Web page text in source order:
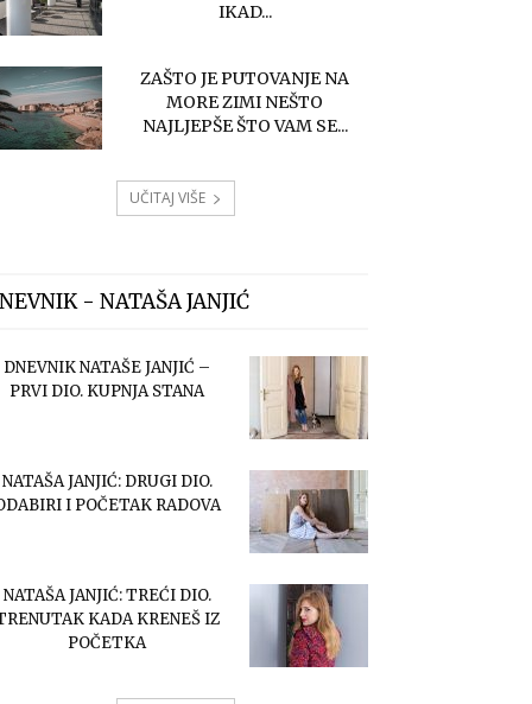
IKAD...
ZAŠTO JE PUTOVANJE NA
MORE ZIMI NEŠTO
NAJLJEPŠE ŠTO VAM SE...
UČITAJ VIŠE
- NATAŠA JANJIĆ
DNEVNIK NATAŠE JANJIĆ –
PRVI DIO. KUPNJA STANA
NATAŠA JANJIĆ: DRUGI DIO.
I POČETAK RADOVA
NATAŠA JANJIĆ: TREĆI DIO.
KADA KRENEŠ IZ
POČETKA